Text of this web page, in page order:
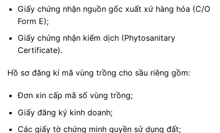
Giấy chứng nhận nguồn gốc xuất xứ hàng hóa (C/O
Form E);
Giấy chứng nhận kiểm dịch (Phytosanitary
Certificate).
Hồ sơ đăng kí mã vùng trồng cho sầu riêng gồm:
Đơn xin cấp mã số vùng trồng;
Giấy đăng ký kinh doanh;
Các giấy tờ chứng minh quyền sử dụng đất;